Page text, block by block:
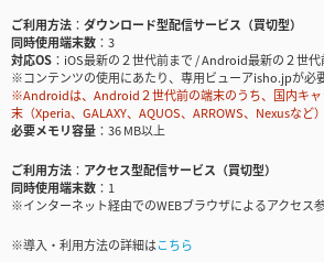
ご利用方法
ダウンロード型配信サービス（買切型）
同時使用端末数
3
対応OS
iOS最新の２世代前まで / Android最新の２世代
※コンテンツの使用にあたり、専用ビューアisho.jpが必
※Androidは、Android２世代前の端末のうち、国内キャ
末（Xperia、GALAXY、AQUOS、ARROWS、Nexusなど
必要メモリ容量
36 MB以上
ご利用方法
アクセス型配信サービス（買切型）
同時使用端末数
1
※インターネット経由でのWEBブラウザによるアクセス
※導入・利用方法の詳細はこちら